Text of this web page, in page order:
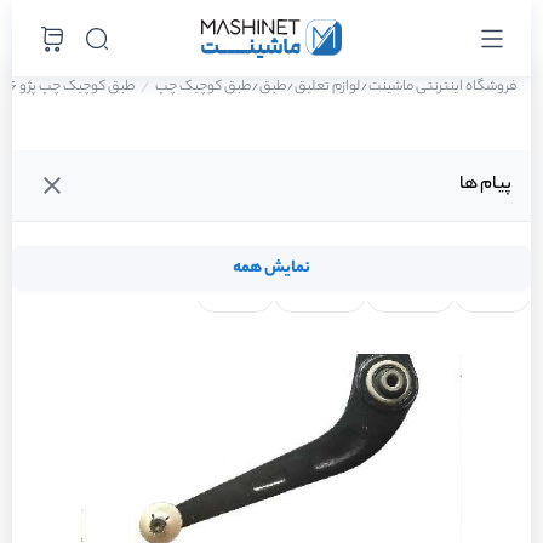
پیام ها
نمایش همه
فروشگاه اینترنتی ماشینت/لوازم تعلیق/طبق/طبق کوچیک چپ طبق کوچیک چپ پژو 206 SD V20 سال 1388